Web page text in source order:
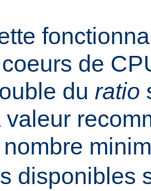
de
du ratio
valeur
nombre
disponibles